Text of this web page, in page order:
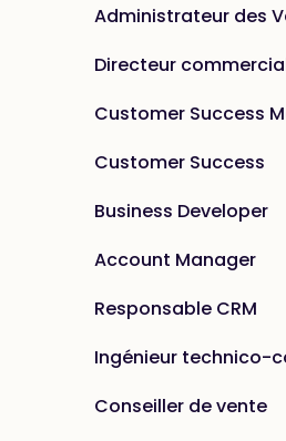
Administrateur des
Directeur
Customer Success
Customer Success
Business Developer
Account Manager
Responsable CRM
Ingénieur technico-
Conseiller de vente